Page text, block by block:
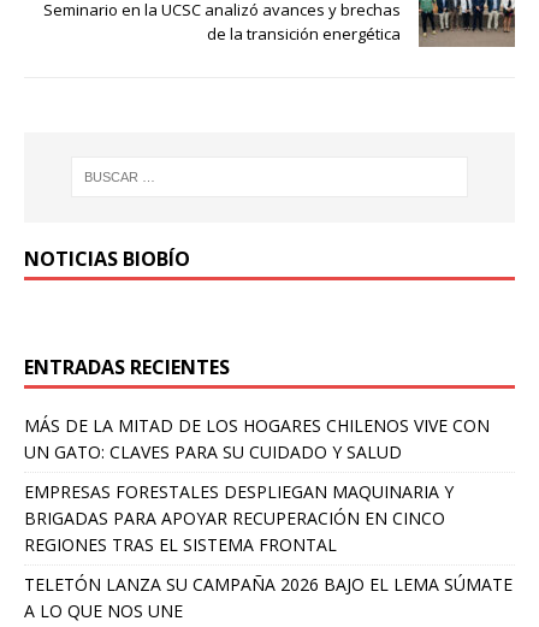
Seminario en la UCSC analizó avances y brechas
de la transición energética
NOTICIAS BIOBÍO
ENTRADAS RECIENTES
MÁS DE LA MITAD DE LOS HOGARES CHILENOS VIVE CON
UN GATO: CLAVES PARA SU CUIDADO Y SALUD
EMPRESAS FORESTALES DESPLIEGAN MAQUINARIA Y
BRIGADAS PARA APOYAR RECUPERACIÓN EN CINCO
REGIONES TRAS EL SISTEMA FRONTAL
TELETÓN LANZA SU CAMPAÑA 2026 BAJO EL LEMA SÚMATE
A LO QUE NOS UNE